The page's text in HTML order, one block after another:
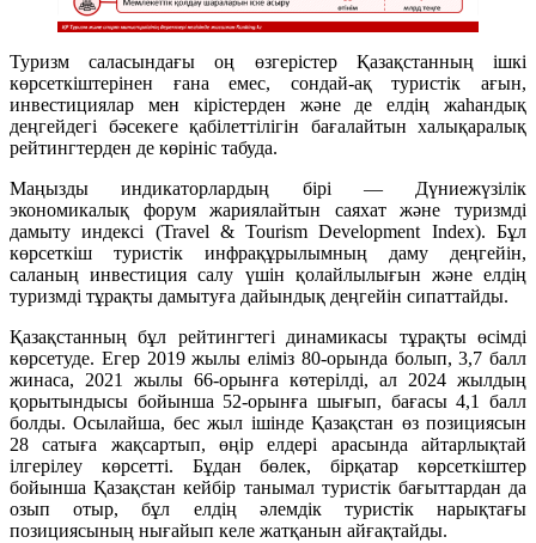
Туризм саласындағы оң өзгерістер Қазақстанның ішкі
көрсеткіштерінен ғана емес, сондай-ақ туристік ағын,
инвестициялар мен кірістерден және де елдің жаһандық
деңгейдегі бәсекеге қабілеттілігін бағалайтын халықаралық
рейтингтерден де көрініс табуда.
Маңызды индикаторлардың бірі — Дүниежүзілік
экономикалық форум жариялайтын саяхат және туризмді
дамыту индексі (Travel & Tourism Development Index). Бұл
көрсеткіш туристік инфрақұрылымның даму деңгейін,
саланың инвестиция салу үшін қолайлылығын және елдің
туризмді тұрақты дамытуға дайындық деңгейін сипаттайды.
Қазақстанның бұл рейтингтегі динамикасы тұрақты өсімді
көрсетуде. Егер 2019 жылы еліміз 80-орында болып, 3,7 балл
жинаса, 2021 жылы 66-орынға көтерілді, ал 2024 жылдың
қорытындысы бойынша 52-орынға шығып, бағасы 4,1 балл
болды. Осылайша, бес жыл ішінде Қазақстан өз позициясын
28 сатыға жақсартып, өңір елдері арасында айтарлықтай
ілгерілеу көрсетті. Бұдан бөлек, бірқатар көрсеткіштер
бойынша Қазақстан кейбір танымал туристік бағыттардан да
озып отыр, бұл елдің әлемдік туристік нарықтағы
позициясының нығайып келе жатқанын айғақтайды.